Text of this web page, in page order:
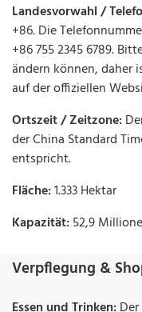
Landesvorwahl /
+86. Die
+86 755 2345 6789.
ändern können, daher
auf der offiziellen
Ortszeit / Zeitzone:
der China Standard
entspricht.
Fläche:1.333 Hektar
Kapazität:52,9
Verpflegung &